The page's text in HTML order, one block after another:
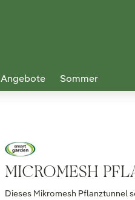
Angebote Sommer
MICROMESH
Dieses Mikromesh Pflanztunnel